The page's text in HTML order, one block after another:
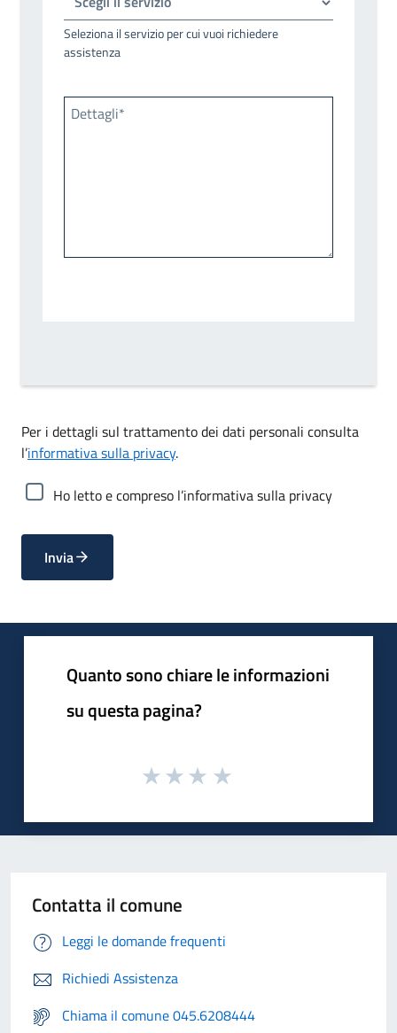
Seleziona il servizio per cui vuoi richiedere
assistenza
Dettagli*
Per i dettagli sul trattamento dei dati personali consulta
l’informativa sulla privacy.
Ho letto e compreso l’informativa sulla privacy
Invia
Quanto sono chiare le informazioni
su questa pagina?
Contatta il comune
Leggi le domande frequenti
Richiedi Assistenza
Chiama il comune 045.6208444